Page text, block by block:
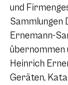
und
Sammlungen
Ernemann-
übernommen
Heinrich
Geräten,